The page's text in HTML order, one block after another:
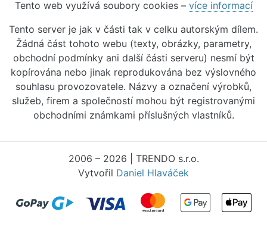
Tento web využívá soubory cookies – více informací
Tento server je jak v části tak v celku autorským dílem.
Žádná část tohoto webu (texty, obrázky, parametry,
obchodní podmínky ani další části serveru) nesmí být
kopírována nebo jinak reprodukována bez výslovného
souhlasu provozovatele. Názvy a označení výrobků,
služeb, firem a společností mohou být registrovanými
obchodními známkami příslušných vlastníků.
2006 – 2026 | TRENDO s.r.o.
Vytvořil Daniel Hlaváček